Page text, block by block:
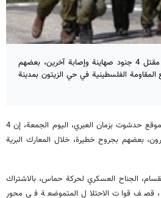
اعلنت وسائل إعلام إسرائيلية مقتل 4 جنود صهاينة وإصابة آخرين، بعضهم
الفلسطينية في حي الزيتون بمدينة
، انه قال موقع حدشوت بزمان العبري، اليوم الجمعة، إن 4
بعضهم بجروح خطيرة، خلال المعارك البرية
الجناح العسكري لحركة حماس، بالاشتراك
قصف قوات الاحتلال المتموضعة في محور